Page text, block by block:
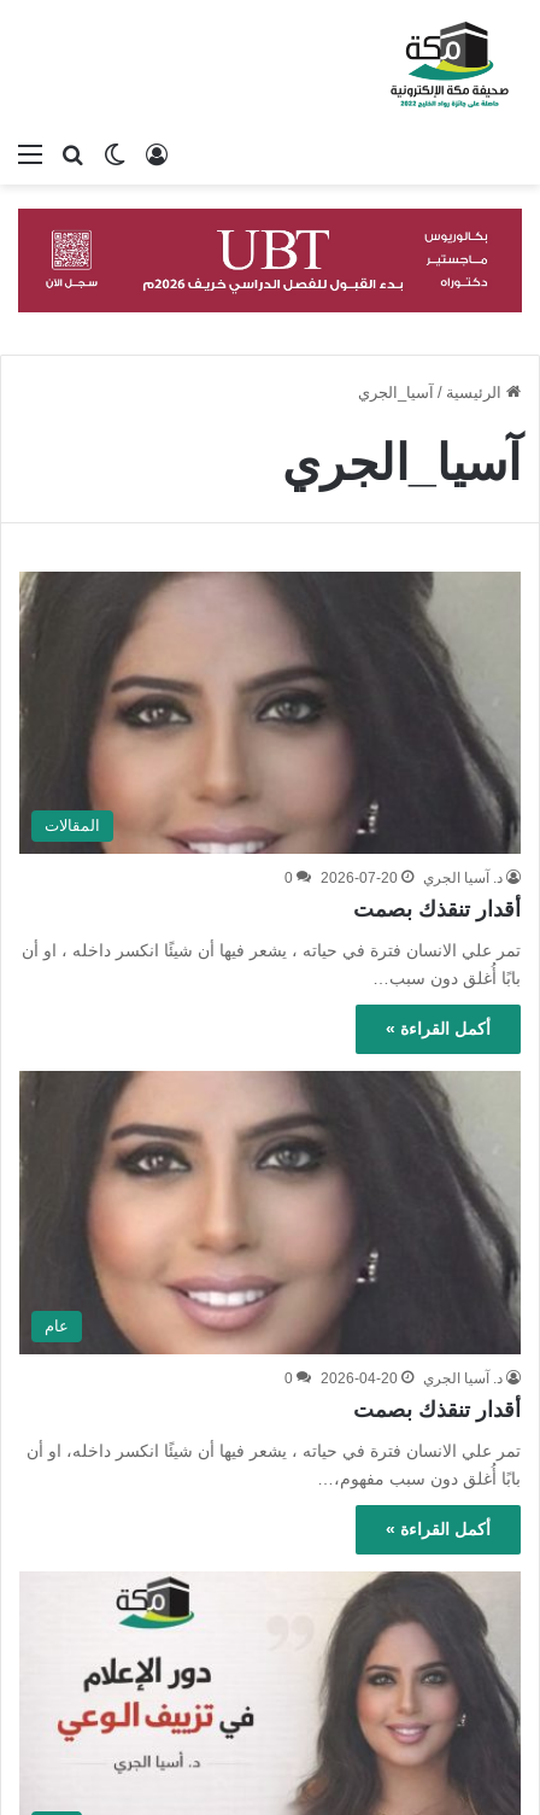
بحثالوضع
تسجيل الدخول
الرئيسية / آسيا_الجري
آسيا_الجري
المقالات
د. آسيا الجري 2026-07-20
0
أقدار تنقذك بصمت
تمر علي الانسان فترة في حياته ، يشعر فيها أن شيئًا انكسر داخله ، او أن
بابًا أُغلق دون سبب…
أكمل القراءة »
عام
د. آسيا الجري 2026-04-20
0
أقدار تنقذك بصمت
تمر علي الانسان فترة في حياته ، يشعر فيها أن شيئًا انكسر داخله، او أن
بابًا أُغلق دون سبب مفهوم،…
أكمل القراءة »